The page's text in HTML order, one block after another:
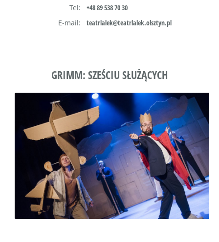
Tel:
+48 89 538 70 30
E-mail:
teatrlalek@teatrlalek.olsztyn.pl
GRIMM: SZEŚCIU SŁUŻĄCYCH